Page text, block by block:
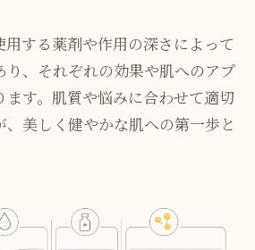
用する薬剤や作用の深さによって
り、それぞれの効果や肌へのアプ
ます。肌質や悩みに合わせて適切
、美しく健やかな肌への第一歩と